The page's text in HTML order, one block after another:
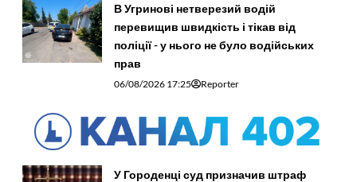
В Угринові нетверезий водій
перевищив швидкість і тікав від
поліції - у нього не було водійських
прав
06/08/2026 17:25 Reporter
У Городенці суд призначив штраф